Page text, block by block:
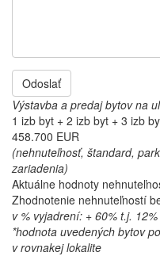
Odoslať
Výstavba a predaj bytov na
1 izb byt + 2 izb byt + 3 izb
458.700 EUR
(nehnuteľnosť, štandard,
zariadenia)
Aktuálne hodnoty
Zhodnotenie nehnuteľností
v % vyjadrení: + 60% t.j. 12%
*hodnota uvedených bytov
v rovnakej lokalite